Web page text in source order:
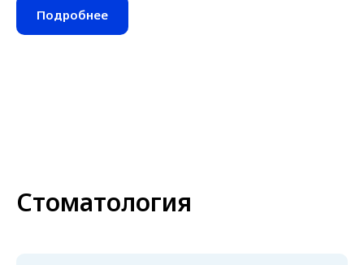
Подробнее
Стоматология